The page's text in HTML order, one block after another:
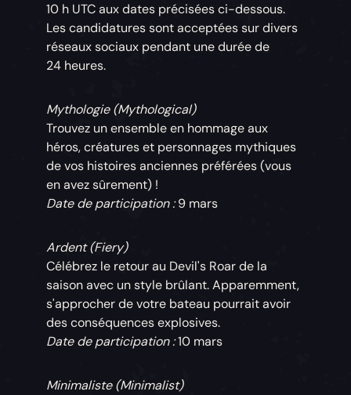
10 h UTC aux dates précisées ci-dessous.
Les candidatures sont acceptées sur divers
réseaux sociaux pendant une durée de
24 heures.
Mythologie (Mythological)
Trouvez un ensemble en hommage aux
héros, créatures et personnages mythiques
de vos histoires anciennes préférées (vous
en avez sûrement) !
Date de participation :9 mars
Ardent (Fiery)
Célébrez le retour au Devil's Roar de la
saison avec un style brûlant. Apparemment,
s'approcher de votre bateau pourrait avoir
des conséquences explosives.
Date de participation :10 mars
Minimaliste (Minimalist)